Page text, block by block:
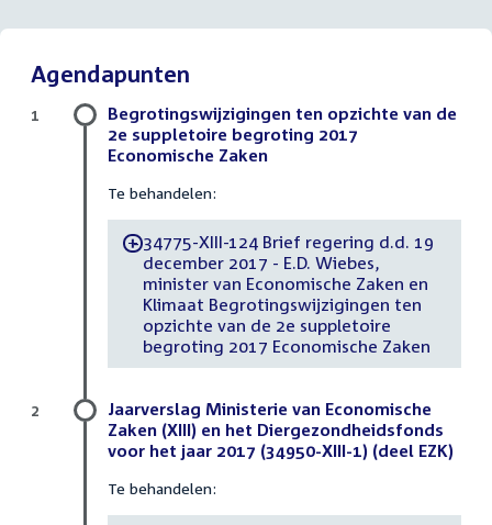
Agendapunten
Begrotingswijzigingen ten opzichte van de
2e suppletoire begroting 2017
Economische Zaken
Te behandelen:
-34775-XIII-124 Brief regering d.d. 19
december 2017 - E.D. Wiebes,
minister van Economische Zaken en
Klimaat Begrotingswijzigingen ten
opzichte van de 2e suppletoire
begroting 2017 Economische Zaken
1
Jaarverslag Ministerie van Economische
Zaken (XIII) en het Diergezondheidsfonds
voor het jaar 2017 (34950-XIII-1) (deel EZK)
Te behandelen:
2